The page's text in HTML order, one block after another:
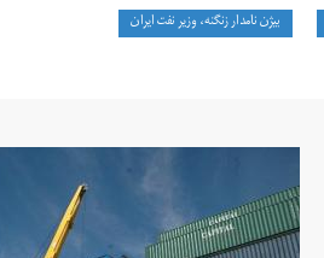
بیژن نامدار زنگنه، وزیر نفت ایران